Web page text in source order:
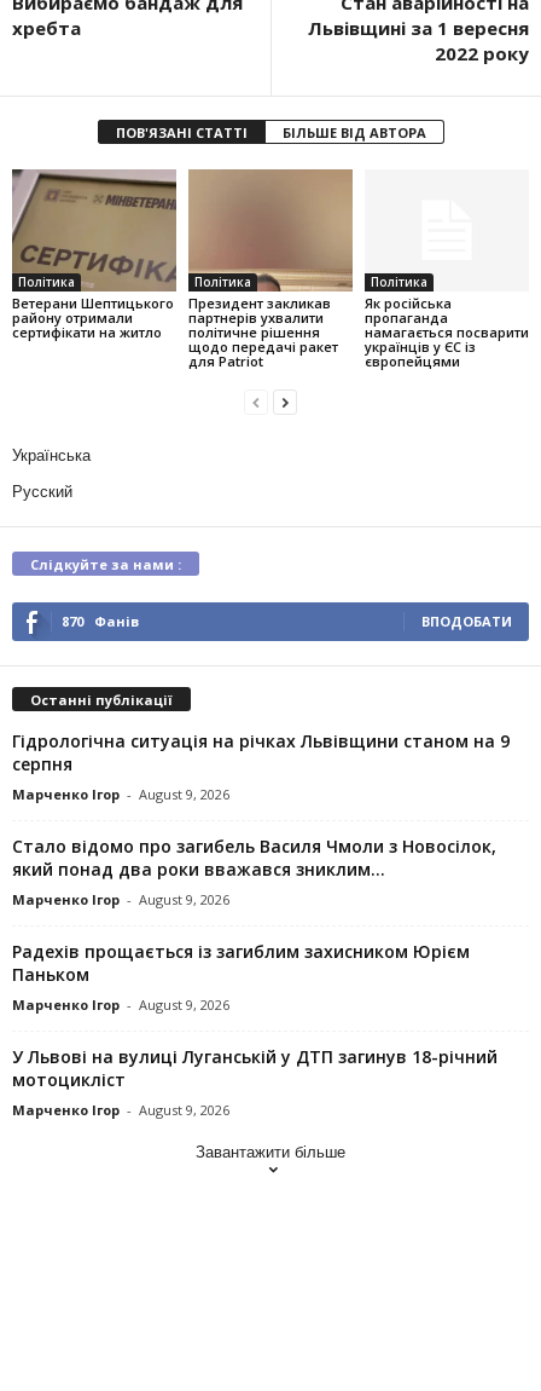
хребта
Львівщині за 1 вересня
2022 року
ПОВ'ЯЗАНІ СТАТТІ БІЛЬШЕ ВІД АВТОРА
Політика
Ветерани Шептицького
району отримали
сертифікати на житло
Політика
Президент закликав
партнерів ухвалити
політичне рішення
щодо передачі ракет
для Patriot
Політика
Як російська
пропаганда
намагається посварити
українців у ЄС із
європейцями
Українська
Русский
Слідкуйте за нами :
870 Фанів ВПОДОБАТИ
Останні публікації
Гідрологічна ситуація на річках Львівщини станом на 9
серпня
Марченко Ігор - August 9, 2026
Стало відомо про загибель Василя Чмоли з Новосілок,
який понад два роки вважався зниклим...
Марченко Ігор - August 9, 2026
Радехів прощається із загиблим захисником Юрієм
Паньком
Марченко Ігор - August 9, 2026
У Львові на вулиці Луганській у ДТП загинув 18-річний
мотоцикліст
Марченко Ігор - August 9, 2026
Завантажити більше